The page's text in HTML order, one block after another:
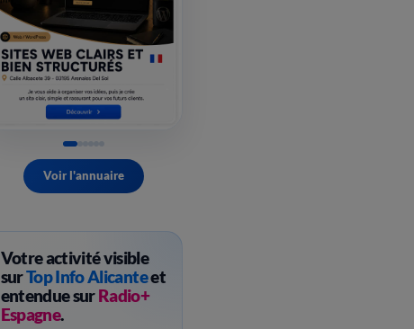
Voir l'annuaire
Votre activité visible
surTop Info Alicanteet
entendue surRadio+
Espagne.